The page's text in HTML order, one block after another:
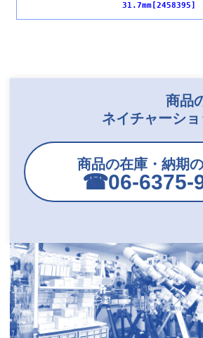
31.7mm[2458395]
商品
ネイチャーシ
商品の在庫・納期
☎︎06-6375-